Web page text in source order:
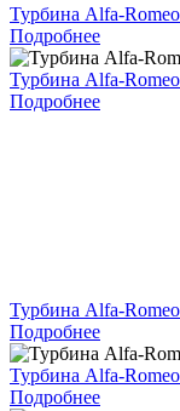
Турбина Alfa-
Подробнее
Турбина Alfa-
Подробнее
Турбина Alfa-
Подробнее
Турбина Alfa-
Подробнее